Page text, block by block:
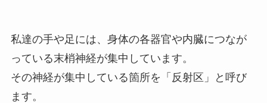
私達の手や足には、身体の各器官や内臓につなが
っている末梢神経が集中しています。
その神経が集中している箇所を「反射区」と呼び
ます。